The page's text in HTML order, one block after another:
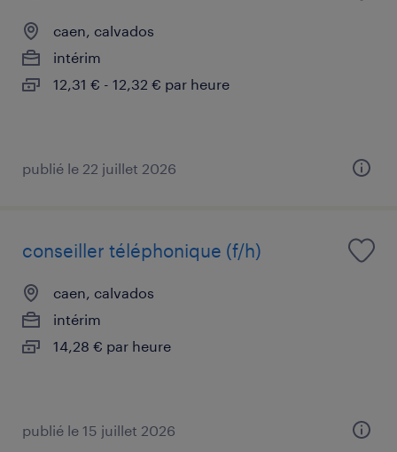
caen, calvados
intérim
12,31 € - 12,32 € par heure
publié le 22 juillet 2026
conseiller téléphonique (f/h)
caen, calvados
intérim
14,28 € par heure
publié le 15 juillet 2026